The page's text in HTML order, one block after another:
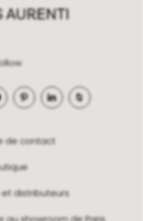
de contact
distributeurs